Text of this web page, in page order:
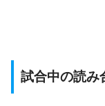
試合中の読み